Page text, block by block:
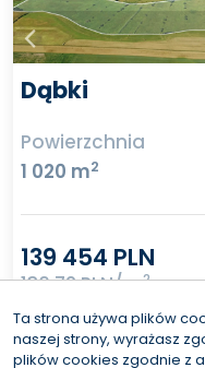
Dąbki
Powierzchnia
1 020 m2
139 454 PLN
136,72 PLN/m2
Zobacz
Ta strona używa plików
naszej strony, wyrażasz
plików cookies zgodnie z